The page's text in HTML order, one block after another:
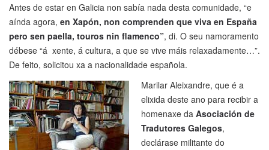
Antes de estar en Galicia non sabía nada desta comunidade, “e
aínda agora, en Xapón, non comprenden que viva en España
pero sen paella, touros nin flamenco”, di. O seu namoramento
débese “á xente, á cultura, a que se vive máis relaxadamente…”.
De feito, solicitou xa a nacionalidade española.
Marilar Aleixandre, que é a
elixida deste ano para recibir a
homenaxe da Asociación de
Tradutores Galegos,
declárase militante do